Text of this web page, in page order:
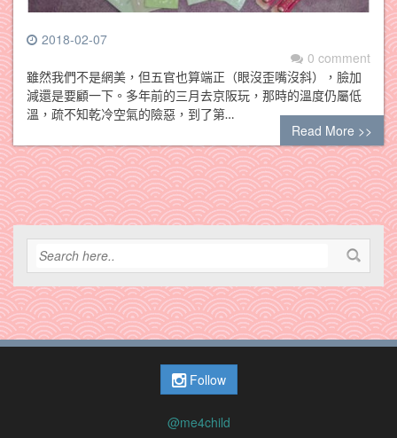
2018-02-07
0 comment
雖然我們不是網美，但五官也算端正（眼沒歪嘴沒斜），臉加
減還是要顧一下。多年前的三月去京阪玩，那時的溫度仍屬低
溫，疏不知乾冷空氣的險惡，到了第…
Read More >>
Follow
@me4child